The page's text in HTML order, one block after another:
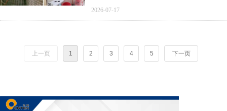
私自把燃气设施“藏”起来，从而影响天然气
安装和开通使用。新居装修时，燃气管道的
的美观，甚至不顾安全对家中的燃气管道进
行随意改造。那么户内燃气管道能否暗埋？
2026-07-17
上一页 1 2 3 4 5 下一页